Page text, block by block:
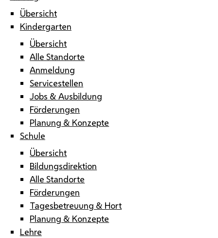
Übersicht
Kindergarten
Übersicht
Alle Standorte
Anmeldung
Servicestellen
Jobs & Ausbildung
Förderungen
Planung & Konzepte
Schule
Übersicht
Bildungsdirektion
Alle Standorte
Förderungen
Tagesbetreuung & Hort
Planung & Konzepte
Lehre